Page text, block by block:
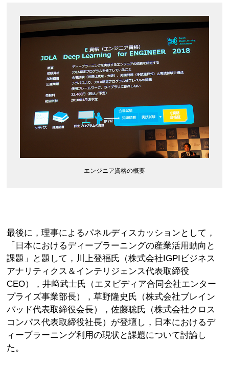
エンジニア資格の概要
最後に，理事によるパネルディスカッションとして，
「日本におけるディープラーニングの産業活用動向と
課題」と題して，川上登福氏（株式会社IGPIビジネス
アナリティクス＆インテリジェンス代表取締役
CEO），井﨑武士氏（エヌビディア合同会社エンター
プライズ事業部長），草野隆史氏（株式会社ブレイン
パッド代表取締役会長），佐藤聡氏（株式会社クロス
コンパス代表取締役社長）が登壇し，日本におけるデ
ィープラーニング利用の現状と課題について討論し
た。